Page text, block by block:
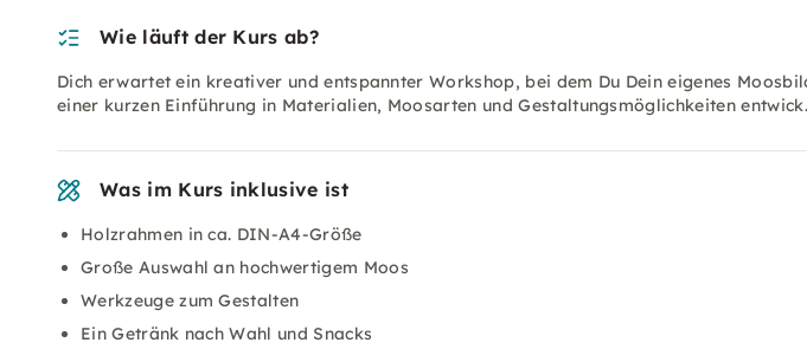
Wie läuft der Kurs ab?
Dich erwartet ein kreativer und entspannter Workshop, bei dem Du Dein eigenes
einer kurzen Einführung in Materialien, Moosarten und Gestaltungsmöglichkeiten
Was im Kurs inklusive ist
Holzrahmen in ca. DIN-A4-Größe
Große Auswahl an hochwertigem Moos
Werkzeuge zum Gestalten
Ein Getränk nach Wahl und Snacks